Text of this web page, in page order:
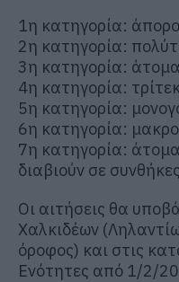
1η κατηγορία:
2η κατηγορία:
3η κατηγορία:
4η κατηγορία:
5η κατηγορία:
6η κατηγορία:
7η κατηγορία: άτομα
διαβιούν σε
Οι αιτήσεις θα
Χαλκιδέων
όροφος) και στις
Ενότητες από 1/2/